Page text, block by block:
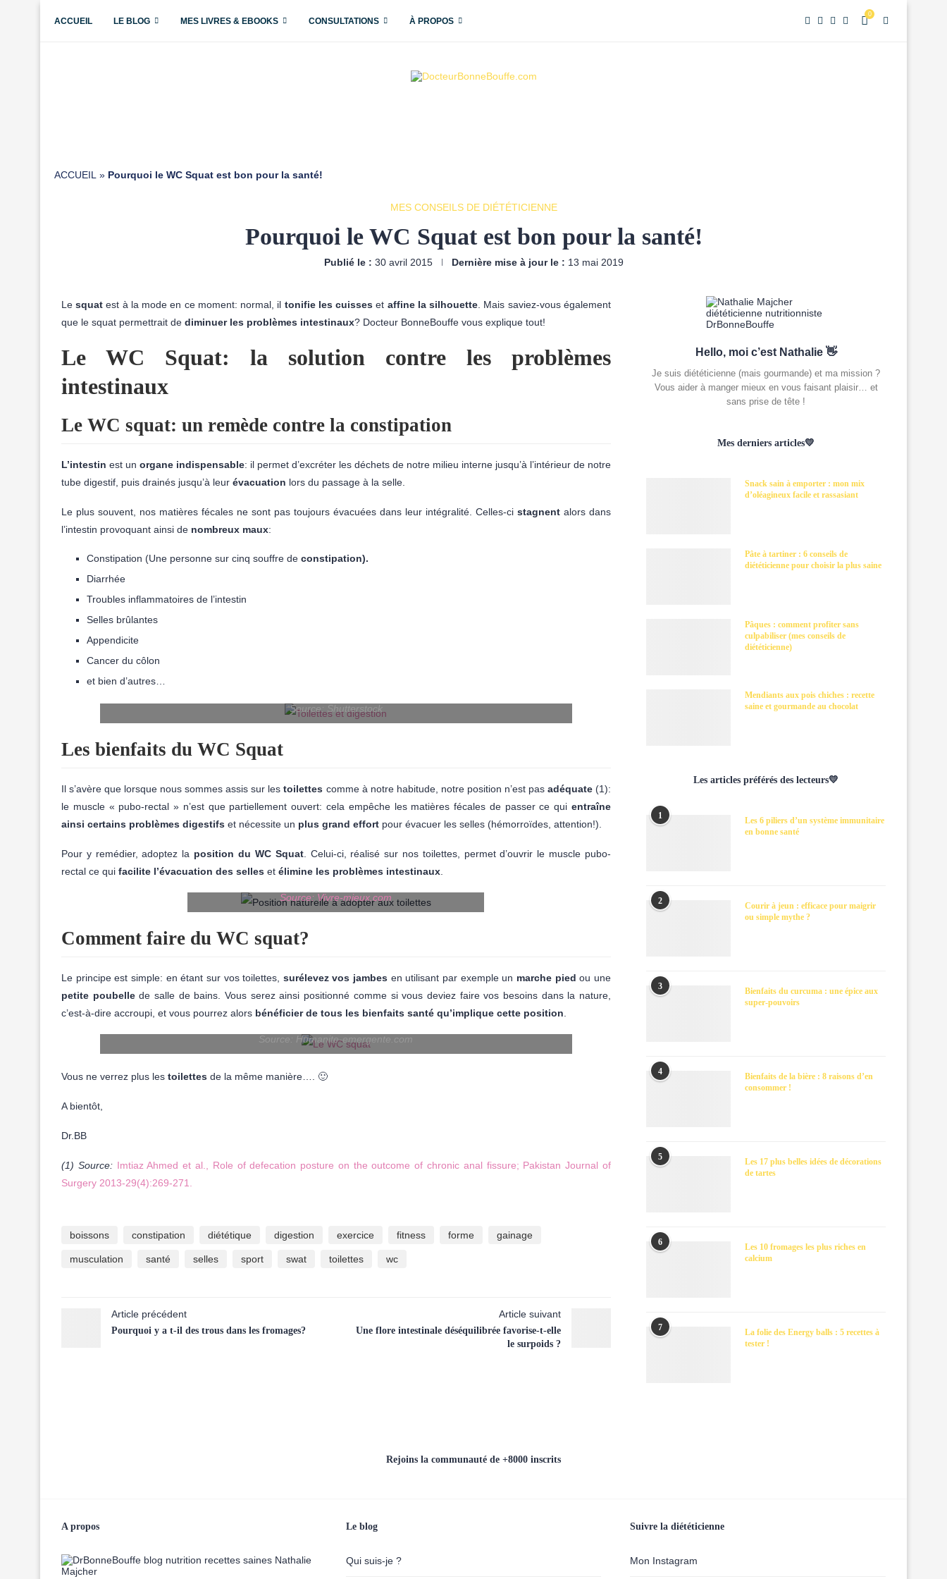
ACCUEIL LE BLOG MES LIVRES & EBOOKS CONSULTATIONS À PROPOS
0
ACCUEIL » Pourquoi le WC Squat est bon pour la santé!
MES CONSEILS DE DIÉTÉTICIENNE
Pourquoi le WC Squat est bon pour la santé!
Publié le : 30 avril 2015 Dernière mise à jour le : 13 mai 2019
Lesquat est à la mode en ce moment: normal, il tonifie les cuisses et affine la silhouette . Mais saviez-vous également
que le squat permettrait de diminuer les problèmes intestinaux? Docteur BonneBouffe vous explique tout!
Le WC Squat: la solution contre les problèmes
intestinaux
Le WC squat: un remède contre la constipation
L’intestin est un organe indispensable: il permet d’excréter les déchets de notre milieu interne jusqu’à l’intérieur de notre
tube digestif, puis drainés jusqu’à leur évacuation lors du passage à la selle.
Le plus souvent, nos matières fécales ne sont pas toujours évacuées dans leur intégralité. Celles-ci stagnent alors dans
l’intestin provoquant ainsi de nombreux maux:
Constipation (Une personne sur cinq souffre de constipation).
Diarrhée
Troubles inflammatoires de l’intestin
Selles brûlantes
Appendicite
Cancer du côlon
et bien d’autres…
Source: Shutterstock
Les bienfaits du WC Squat
Il s’avère que lorsque nous sommes assis sur lestoilettes comme à notre habitude, notre position n’est pas adéquate(1):
le muscle « pubo-rectal » n’est que partiellement ouvert: cela empêche les matières fécales de passer ce qui entraîne
ainsi certains problèmes digestifs et nécessite un plus grand effort pour évacuer les selles (hémorroïdes, attention!).
Pour y remédier, adoptez la position du WC Squat. Celui-ci, réalisé sur nos toilettes, permet d’ouvrir le muscle pubo-
rectal ce qui facilite l’évacuation des selles et élimine les problèmes intestinaux
Source: Vivre-mieux.com
Comment faire du WC squat?
Le principe est simple: en étant sur vos toilettes, surélevez vos jambes en utilisant par exemple un marche pied ou une
petite poubellede salle de bains. Vous serez ainsi positionné comme si vous deviez faire vos besoins dans la nature,
c’est-à-dire accroupi, et vous pourrez alors bénéficier de tous les bienfaits santé qu’implique cette position
Source: Humanite-emergente.com
Vous ne verrez plus les toilettes de la même manière…. 🙂
A bientôt,
Dr.BB
(1) Source: Imtiaz Ahmed et al., Role of defecation posture on the outcome of chronic anal fissure; Pakistan Journal of
Surgery 2013-29(4):269-271.
boissons constipation diététique digestion exercice fitness forme gainage
musculation santé selles sport swat toilettes wc
Article précédent
Pourquoi y a t-il des trous dans les fromages?
Article suivant
Une flore intestinale déséquilibrée favorise-t-elle
le surpoids ?
Hello, moi c’est Nathalie 👋
Je suis diététicienne (mais gourmande) et ma mission ?
Vous aider à manger mieux en vous faisant plaisir… et
sans prise de tête !
Mes derniers articles💛
Snack sain à emporter : mon mix
d’oléagineux facile et rassasiant
Pâte à tartiner : 6 conseils de
diététicienne pour choisir la plus saine
Pâques : comment profiter sans
culpabiliser (mes conseils de
diététicienne)
Mendiants aux pois chiches : recette
saine et gourmande au chocolat
Les articles préférés des lecteurs💛
1
Les 6 piliers d’un système immunitaire
en bonne santé
2
Courir à jeun : efficace pour maigrir
ou simple mythe ?
3
Bienfaits du curcuma : une épice aux
super-pouvoirs
4
Bienfaits de la bière : 8 raisons d’en
consommer !
5
Les 17 plus belles idées de décorations
de tartes
6
Les 10 fromages les plus riches en
calcium
7
La folie des Energy balls : 5 recettes à
tester !
Rejoins la communauté de +8000 inscrits
A propos Le blog
Qui suis-je ?
Suivre la diététicienne
Mon Instagram